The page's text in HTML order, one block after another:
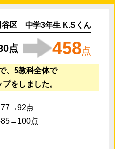
谷区 中学3年生 K.Sくん
点 458点
、5教科全体で
をしました。
点
85→100点